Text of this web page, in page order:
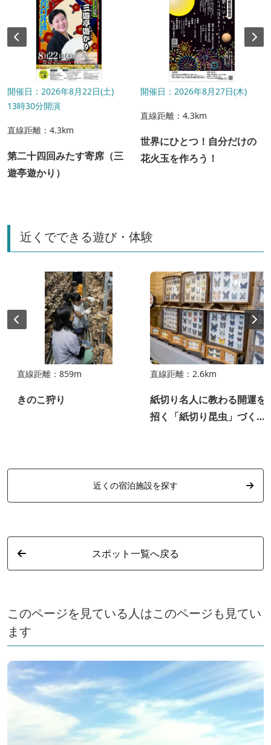
開催日：2026年8月22日(土)
13時30分開演
直線距離：4.3km
第二十四回みたす寄席（三
遊亭遊かり）
開催日：2026年8月27日(木)
直線距離：4.3km
世界にひとつ！自分だけの
花火玉を作ろう！
近くでできる遊び・体験
直線距離：859m
きのこ狩り
直線距離：2.6km
紙切り名人に教わる開運を
招く「紙切り昆虫」づくり
近くの宿泊施設を探す
スポット一覧へ戻る
このページを見ている人はこのページも見てい
ます